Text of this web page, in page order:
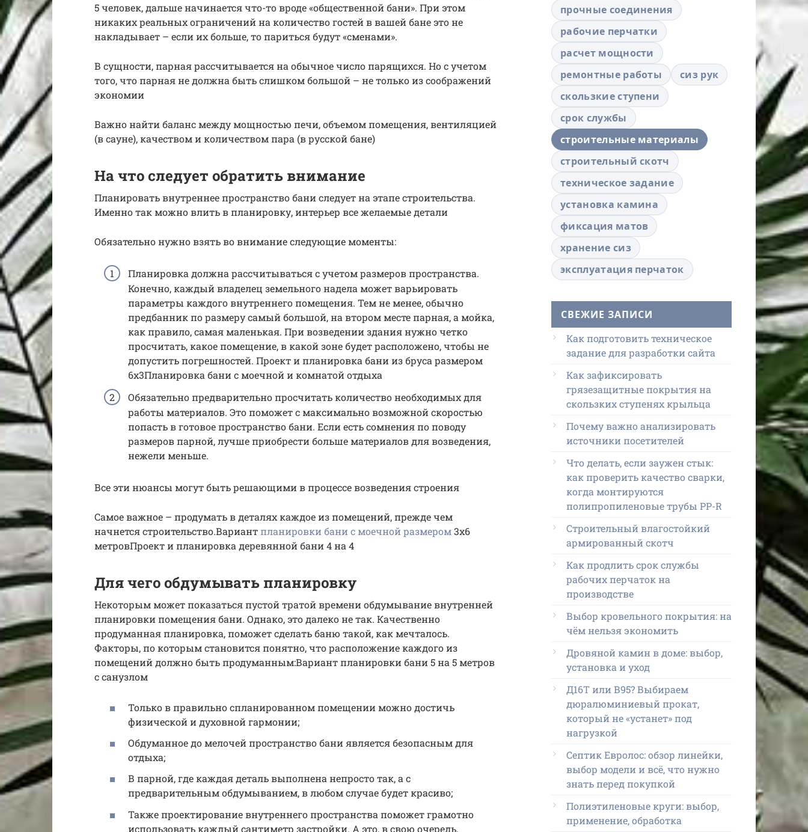
5 человек, дальше начинается что-то вроде «общественной бани». При этом
никаких реальных ограничений на количество гостей в вашей бане это не
накладывает – если их больше, то париться будут «сменами».
В сущности, парная рассчитывается на обычное число парящихся. Но с учетом
того, что парная не должна быть слишком большой – не только из соображений
экономии
Важно найти баланс между мощностью печи, объемом помещения, вентиляцией
(в сауне), качеством и количеством пара (в русской бане)
На что следует обратить внимание
Планировать внутреннее пространство бани следует на этапе строительства.
Именно так можно влить в планировку, интерьер все желаемые детали
Обязательно нужно взять во внимание следующие моменты:
Планировка должна рассчитываться с учетом размеров пространства.
Конечно, каждый владелец земельного надела может варьировать
параметры каждого внутреннего помещения. Тем не менее, обычно
предбанник по размеру самый большой, на втором месте парная, а мойка,
как правило, самая маленькая. При возведении здания нужно четко
просчитать, какое помещение, в какой зоне будет расположено, чтобы не
допустить погрешностей. Проект и планировка бани из бруса размером
6х3Планировка бани с моечной и комнатой отдыха
Обязательно предварительно просчитать количество необходимых для
работы материалов. Это поможет с максимально возможной скоростью
попасть в готовое пространство бани. Если есть сомнения по поводу
размеров парной, лучше приобрести больше материалов для возведения,
нежели меньше.
Все эти нюансы могут быть решающими в процессе возведения строения
Самое важное – продумать в деталях каждое из помещений, прежде чем
начнется строительство.Вариант планировки бани с моечной размером3х6
метровПроект и планировка деревянной бани 4 на 4
Для чего обдумывать планировку
Некоторым может показаться пустой тратой времени обдумывание внутренней
планировки помещения бани. Однако, это далеко не так. Качественно
продуманная планировка, поможет сделать баню такой, как мечталось.
Факторы, по которым становится понятно, что расположение каждого из
помещений должно быть продуманным:Вариант планировки бани 5 на 5 метров
с санузлом
Только в правильно спланированном помещении можно достичь
физической и духовной гармонии;
Обдуманное до мелочей пространство бани является безопасным для
отдыха;
В парной, где каждая деталь выполнена непросто так, а с
предварительным обдумыванием, в любом случае будет красиво;
Также проектирование внутреннего пространства поможет грамотно
использовать каждый сантиметр застройки. А это, в свою очередь,
прочные соединения
рабочие перчатки
расчет мощности
ремонтные работы
сиз рук
скользкие ступени
срок службы
строительные материалы
строительный скотч
техническое задание
установка камина
фиксация матов
хранение сиз
эксплуатация перчаток
СВЕЖИЕ ЗАПИСИ
Как подготовить техническое
задание для разработки сайта
Как зафиксировать
грязезащитные покрытия на
скользких ступенях крыльца
Почему важно анализировать
источники посетителей
Что делать, если заужен стык:
как проверить качество сварки,
когда монтируются
полипропиленовые трубы PP-R
Строительный влагостойкий
армированный скотч
Как продлить срок службы
рабочих перчаток на
производстве
Выбор кровельного покрытия: на
чём нельзя экономить
Дровяной камин в доме: выбор,
установка и уход
Д16Т или В95? Выбираем
дюралюминиевый прокат,
который не «устанет» под
нагрузкой
Септик Евролос: обзор линейки,
выбор модели и всё, что нужно
знать перед покупкой
Полиэтиленовые круги: выбор,
применение, обработка